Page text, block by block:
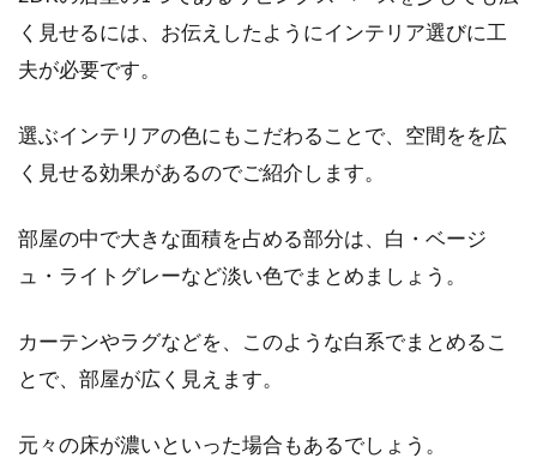
く見せるには、お伝えしたようにインテリア選びに工
夫が必要です。
選ぶインテリアの色にもこだわることで、空間をを広
く見せる効果があるのでご紹介します。
部屋の中で大きな面積を占める部分は、白・ベージ
ュ・ライトグレーなど淡い色でまとめましょう。
カーテンやラグなどを、このような白系でまとめるこ
とで、部屋が広く見えます。
元々の床が濃いといった場合もあるでしょう。